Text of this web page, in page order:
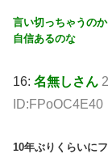
言い切っちゃうのか
自信あるのな
16: 名無しさん
ID:FPoOC4E40
10年ぶりくらいに